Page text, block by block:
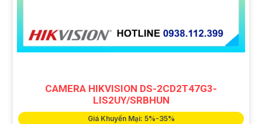
CAMERA HIKVISION DS-2CD2T47G3-
LIS2UY/SRBHUN
Giá Khuyến Mại: 5%-35%